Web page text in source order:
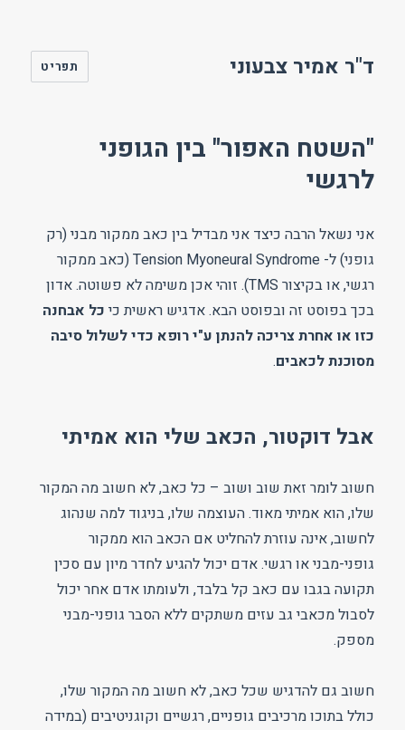
ד"ר אמיר צבעוני תפריט
"השטח האפור" בין הגופני
לרגשי
אני נשאל הרבה כיצד אני מבדיל בין כאב ממקור מבני (רק
גופני) ל- Tension Myoneural Syndrome (כאב ממקור
רגשי, או בקיצור TMS). זוהי אכן משימה לא פשוטה. אדון
בכך בפוסט זה ובפוסט הבא. אדגיש ראשית כי כל אבחנה
כזו או אחרת צריכה להנתן ע"י רופא כדי לשלול סיבה
מסוכנת לכאבים.
אבל דוקטור, הכאב שלי הוא אמיתי
חשוב לומר זאת שוב ושוב – כל כאב, לא חשוב מה המקור
שלו, הוא אמיתי מאוד. העוצמה שלו, בניגוד למה שנהוג
לחשוב, אינה עוזרת להחליט אם הכאב הוא ממקור
גופני-מבני או רגשי. אדם יכול להגיע לחדר מיון עם סכין
תקועה בגבו עם כאב קל בלבד, ולעומתו אדם אחר יכול
לסבול מכאבי גב עזים משתקים ללא הסבר גופני-מבני
מספק.
חשוב גם להדגיש שכל כאב, לא חשוב מה המקור שלו,
כולל בתוכו מרכיבים גופניים, רגשיים וקוגניטיבים (במידה